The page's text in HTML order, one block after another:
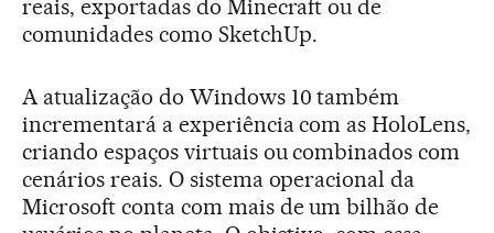
reais, exportadas do Minecraft ou de
comunidades como SketchUp.
A atualização do Windows 10 também
incrementará a experiência com as HoloLens,
criando espaços virtuais ou combinados com
cenários reais. O sistema operacional da
Microsoft conta com mais de um bilhão de